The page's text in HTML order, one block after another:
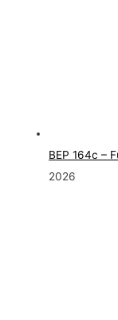
BEP 164c –
2026